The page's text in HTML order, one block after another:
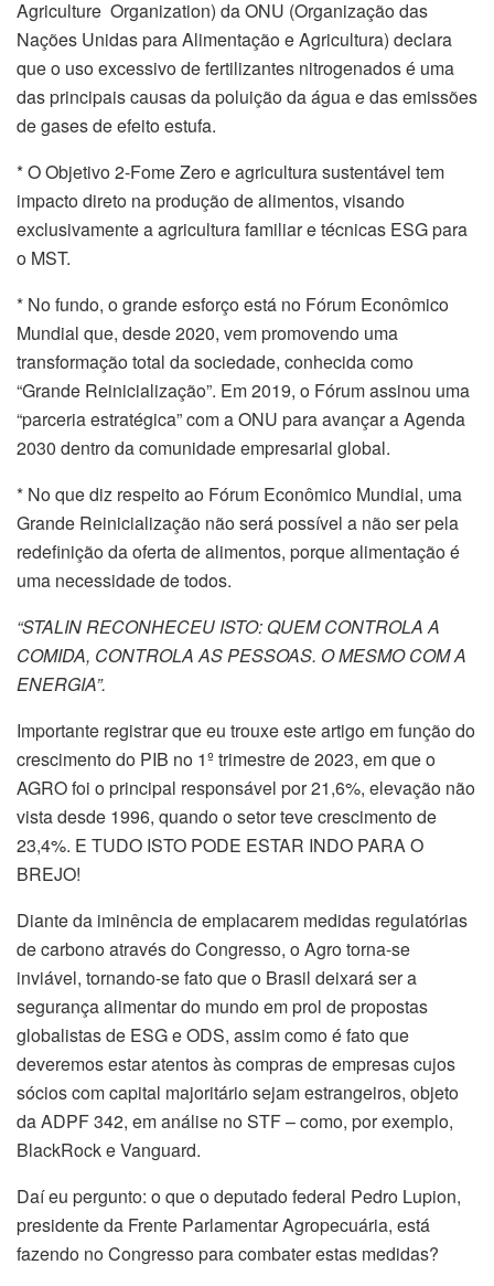
Agriculture Organization) da ONU (Organização das
Nações Unidas para Alimentação e Agricultura) declara
que o uso excessivo de fertilizantes nitrogenados é uma
das principais causas da poluição da água e das emissões
de gases de efeito estufa.
* O Objetivo 2-Fome Zero e agricultura sustentável tem
impacto direto na produção de alimentos, visando
exclusivamente a agricultura familiar e técnicas ESG para
o MST.
* No fundo, o grande esforço está no Fórum Econômico
Mundial que, desde 2020, vem promovendo uma
transformação total da sociedade, conhecida como
“Grande Reinicialização”. Em 2019, o Fórum assinou uma
“parceria estratégica” com a ONU para avançar a Agenda
2030 dentro da comunidade empresarial global.
* No que diz respeito ao Fórum Econômico Mundial, uma
Grande Reinicialização não será possível a não ser pela
redefinição da oferta de alimentos, porque alimentação é
uma necessidade de todos.
“STALIN RECONHECEU ISTO: QUEM CONTROLA A
COMIDA, CONTROLA AS PESSOAS. O MESMO COM A
ENERGIA”.
Importante registrar que eu trouxe este artigo em função do
crescimento do PIB no 1º trimestre de 2023, em que o
AGRO foi o principal responsável por 21,6%, elevação não
vista desde 1996, quando o setor teve crescimento de
23,4%. E TUDO ISTO PODE ESTAR INDO PARA O
BREJO!
Diante da iminência de emplacarem medidas regulatórias
de carbono através do Congresso, o Agro torna-se
inviável, tornando-se fato que o Brasil deixará ser a
segurança alimentar do mundo em prol de propostas
globalistas de ESG e ODS, assim como é fato que
deveremos estar atentos às compras de empresas cujos
sócios com capital majoritário sejam estrangeiros, objeto
da ADPF 342, em análise no STF – como, por exemplo,
BlackRock e Vanguard.
Daí eu pergunto: o que o deputado federal Pedro Lupion,
presidente da Frente Parlamentar Agropecuária, está
fazendo no Congresso para combater estas medidas?